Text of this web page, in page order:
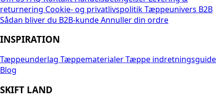
returnering Cookie- og privatlivspolitikTæppeunivers B2B
Sådan bliver du B2B-kundeAnnuller din ordre
INSPIRATION
Tæppeunderlag TæppematerialerTæppe indretningsguide
Blog
SKIFT LAND